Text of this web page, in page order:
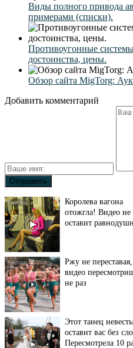
Виды полного привода
примерами (списки).
Противоугонные
достоинства, цены.
Обзор сайта MigTorg:
Добавить комментарий
Королева вагона
отожгла! Видео не
оставит
Ржу не
видео
не раз
Этот танец
оставит вас без
Пересмотрела 10